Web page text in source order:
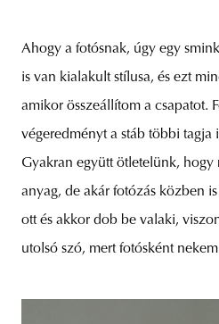
Ahogy a fotósnak, úgy egy
is van kialakult stílusa, és ezt
amikor összeállítom a csapatot.
végeredményt a stáb többi tagja
Gyakran együtt ötletelünk,
anyag, de akár fotózás közben
ott és akkor dob be valaki,
utolsó szó, mert fotósként